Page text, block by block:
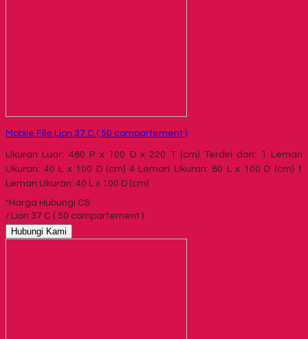
Mobile File Lion 37 C ( 50 compartement )
Ukuran Luar: 480 P x 100 D x 220 T (cm) Terdiri dari: 1 Lemari
Ukuran: 40 L x 100 D (cm) 4 Lemari Ukuran: 80 L x 100 D (cm) 1
Lemari Ukuran: 40 L x 100 D (cm)
*Harga Hubungi CS
/ Lion 37 C ( 50 compartement )
Hubungi Kami